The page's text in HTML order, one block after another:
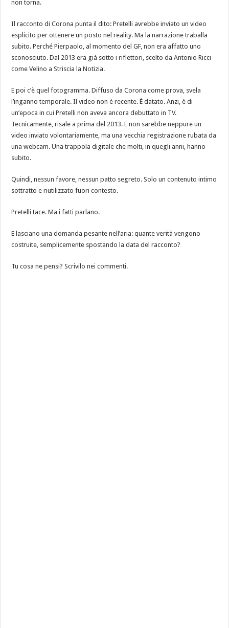
non torna.
Il racconto di Corona punta il dito: Pretelli avrebbe inviato un video
esplicito per ottenere un posto nel reality. Ma la narrazione traballa
subito. Perché Pierpaolo, al momento del GF, non era affatto uno
sconosciuto. Dal 2013 era già sotto i riflettori, scelto da Antonio Ricci
come Velino a Striscia la Notizia.
E poi c’è quel fotogramma. Diffuso da Corona come prova, svela
l’inganno temporale. Il video non è recente. È datato. Anzi, è di
un’epoca in cui Pretelli non aveva ancora debuttato in TV.
Tecnicamente, risale a prima del 2013. E non sarebbe neppure un
video inviato volontariamente, ma una vecchia registrazione rubata da
una webcam. Una trappola digitale che molti, in quegli anni, hanno
subito.
Quindi, nessun favore, nessun patto segreto. Solo un contenuto intimo
sottratto e riutilizzato fuori contesto.
Pretelli tace. Ma i fatti parlano.
E lasciano una domanda pesante nell’aria: quante verità vengono
costruite, semplicemente spostando la data del racconto?
Tu cosa ne pensi? Scrivilo nei commenti.